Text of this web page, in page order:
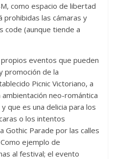
como espacio de libertad
prohibidas las cámaras y
code (aunque tiende a
eventos que pueden
promoción de la
Picnic Victoriano, a
neo-romántica
que es una delicia para los
o los intentos
Gothic Parade por las calles
ejemplo de
al festival; el evento